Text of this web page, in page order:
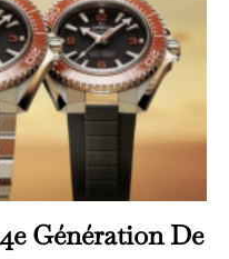
Génération De